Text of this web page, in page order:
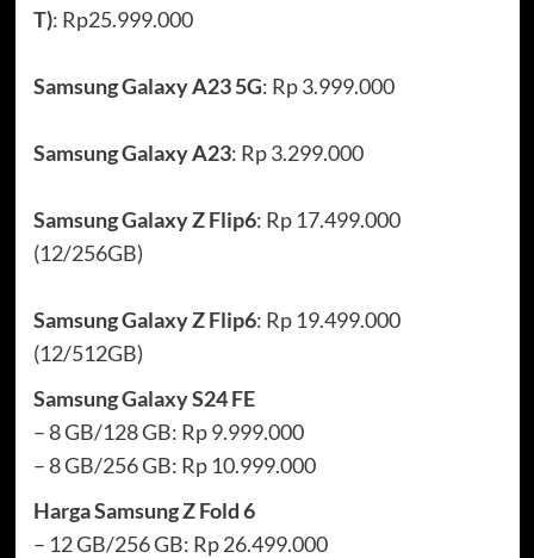
T): Rp25.999.000
Samsung Galaxy A23 5G: Rp 3.999.000
Samsung Galaxy A23: Rp 3.299.000
Samsung Galaxy Z Flip6: Rp 17.499.000
(12/256GB)
Samsung Galaxy Z Flip6: Rp 19.499.000
(12/512GB)
Samsung Galaxy S24 FE
– 8 GB/128 GB: Rp 9.999.000
– 8 GB/256 GB: Rp 10.999.000
Harga Samsung Z Fold 6
– 12 GB/256 GB: Rp 26.499.000